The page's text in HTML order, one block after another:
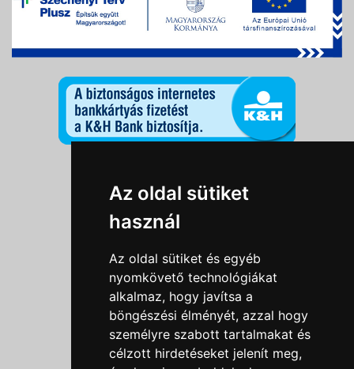
Az oldal sütiket
használ
Az oldal sütiket és egyéb
nyomkövető technológiákat
alkalmaz, hogy javítsa a
böngészési élményét, azzal hogy
személyre szabott tartalmakat és
célzott hirdetéseket jelenít meg,
Információk
Általános szerződési feltételek
Impresszum
Nyereményjáték szabály
Outlet nap nyereményjáték szabályzat
Süti beállítások
Menü